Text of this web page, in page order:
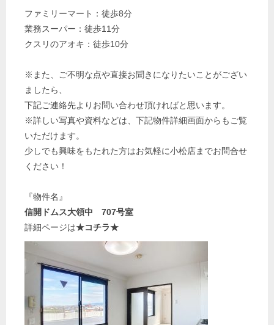
ファミリーマート：徒歩8分
業務スーパー：徒歩11分
クスリのアオキ：徒歩10分
※また、ご不明な点や直接お聞きになりたいことがござい
ましたら、
下記ご連絡先よりお問い合わせ頂ければと思います。
※詳しい写真や資料などは、下記物件詳細画面からもご覧
いただけます。
少しでも興味をもたれた方はお気軽に小松店までお問合せ
ください！
『物件名』
信開ドムス大領中 707号室
詳細ページは★コチラ★